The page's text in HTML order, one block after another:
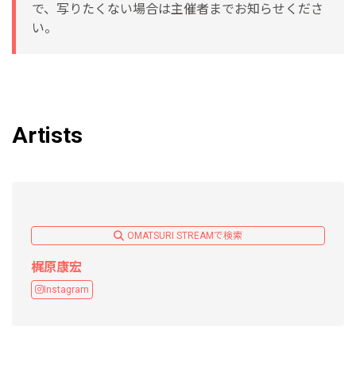
で、写りたくない場合は主催者までお知らせくださ
い。
Artists
OMATSURI STREAMで検索
梶原康宏
Instagram